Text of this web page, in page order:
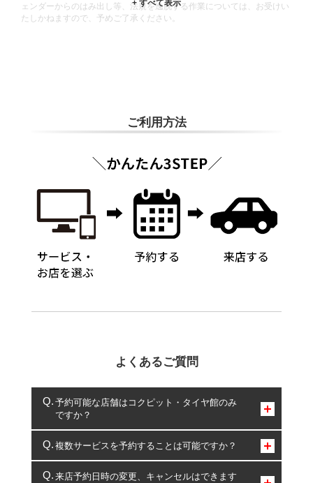
ェンダーからのはみ出し等、法規を逸脱する作業については、お受けい
たしかねますので、予めご了承ください。
ご利用方法
よくあるご質問
予約可能な店舗はコクピット・タイヤ館のみ
ですか？
コクピット・タイヤ館のみとなります。
複数サービスを予約することは可能ですか？
複数サービスのご予約は可能です。
来店予約日時の変更、キャンセルはできます